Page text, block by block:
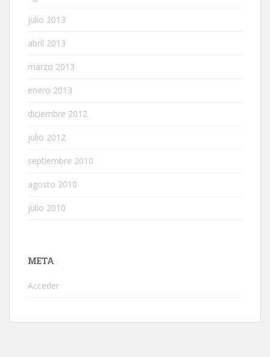
julio 2013
abril 2013
marzo 2013
enero 2013
diciembre 2012
julio 2012
septiembre 2010
agosto 2010
julio 2010
META
Acceder